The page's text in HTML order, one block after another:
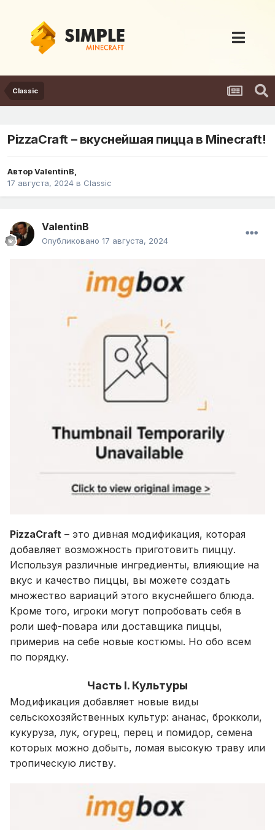
Classic
PizzaCraft – вкуснейшая пицца в Minecraft!
АвторValentinB,
17 августа, 2024 в Classic
ValentinB
Опубликовано 17 августа, 2024
PizzaCraft – это дивная модификация, которая
добавляет возможность приготовить пиццу.
Используя различные ингредиенты, влияющие на
вкус и качество пиццы, вы можете создать
множество вариаций этого вкуснейшего блюда.
Кроме того, игроки могут попробовать себя в
роли шеф-повара или доставщика пиццы,
примерив на себе новые костюмы. Но обо всем
по порядку.
Часть I. Культуры
Модификация добавляет новые виды
сельскохозяйственных культур: ананас, брокколи,
кукуруза, лук, огурец, перец и помидор, семена
которых можно добыть, ломая высокую траву или
тропическую листву.